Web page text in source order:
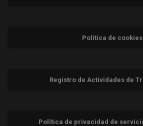
Política de cookies
Registro de Actividades de
Política de privacidad de